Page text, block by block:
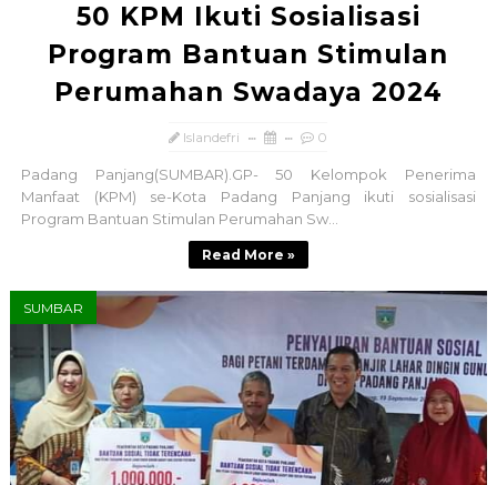
50 KPM Ikuti Sosialisasi
Program Bantuan Stimulan
Perumahan Swadaya 2024
Islandefri 0
Padang Panjang(SUMBAR).GP- 50 Kelompok Penerima
Manfaat (KPM) se-Kota Padang Panjang ikuti sosialisasi
Program Bantuan Stimulan Perumahan Sw...
Read More »
SUMBAR